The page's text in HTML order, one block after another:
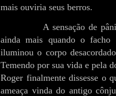
mais ouviria seus berros.
A sensação de
ainda mais quando o
iluminou o corpo
Temendo por sua vida e pela
Roger finalmente dissesse o
ameaça vinda do antigo